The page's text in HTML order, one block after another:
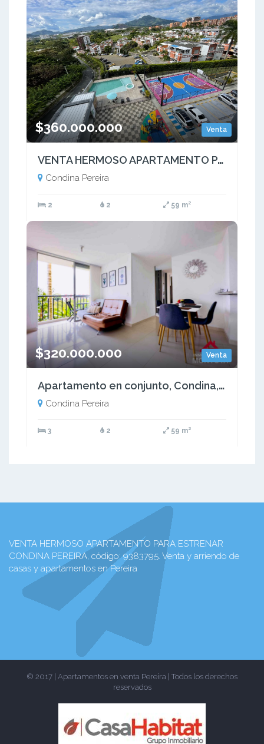
Venta
$360.000.000
VENTA HERMOSO APARTAMENTO PARA ESTRENAR CONDINA PEREIRA
Condina Pereira
2 2 59 m²
Venta
$320.000.000
Apartamento en conjunto, Condina, Pereira
Condina Pereira
3 2 59 m²
VENTA HERMOSO APARTAMENTO PARA ESTRENAR
CONDINA PEREIRA, código: 9383795. Venta y arriendo de
casas y apartamentos en Pereira
© 2017 | Apartamentos en venta Pereira | Todos los derechos
reservados